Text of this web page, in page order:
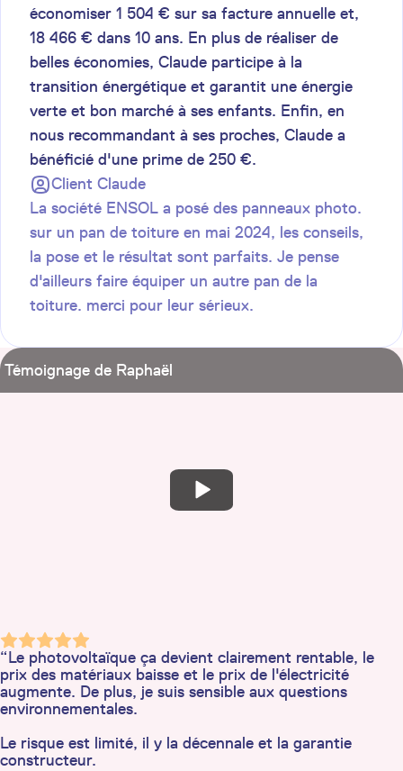
économiser 1 504 € sur sa facture annuelle et,
18 466 € dans 10 ans. En plus de réaliser de
belles économies, Claude participe à la
transition énergétique et garantit une énergie
verte et bon marché à ses enfants. Enfin, en
nous recommandant à ses proches, Claude a
bénéficié d'une prime de 250 €.
Client Claude
La société ENSOL a posé des panneaux photo.
sur un pan de toiture en mai 2024, les conseils,
la pose et le résultat sont parfaits. Je pense
d'ailleurs faire équiper un autre pan de la
toiture. merci pour leur sérieux.
Témoignage de Raphaël
“Le photovoltaïque ça devient clairement rentable, le
prix des matériaux baisse et le prix de l'électricité
augmente. De plus, je suis sensible aux questions
environnementales.
Le risque est limité, il y la décennale et la garantie
constructeur.